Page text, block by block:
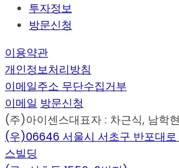
투자정보
방문신청
이용약관
개인정보처리방침
이메일주소 무단수집거부
이메일 방문신청
(주)아이센스대표자 : 차근식, 남학현
(우)06646 서울시 서초구 반포대
스빌딩